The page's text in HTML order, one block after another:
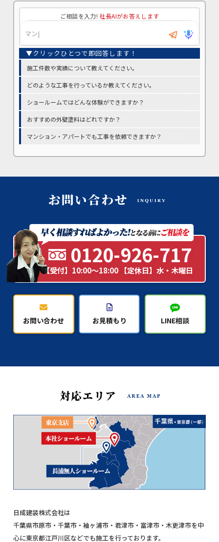
ご相談を入力! 社長AIがお答えします
施工件数や実績について教えてください。
どのような工事を行っているか教えてください。
ショールームではどんな体験ができますか？
おすすめの外壁塗料はどれですか？
マンション・アパートでも工事を依頼できますか？
0120-926-717
【受付】10:00～18:00 【定休日】水・木曜日
お問い合わせ お見積もり LINE相談
日成建装株式会社は
千葉県市原市・千葉市・袖ヶ浦市・君津市・富津市・木更津市を中
心に東京都江戸川区などでも施工を行っております。